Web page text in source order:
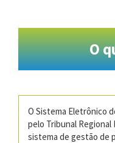
O
O Sistema Eletrônico
pelo Tribunal Regional
sistema de gestão de